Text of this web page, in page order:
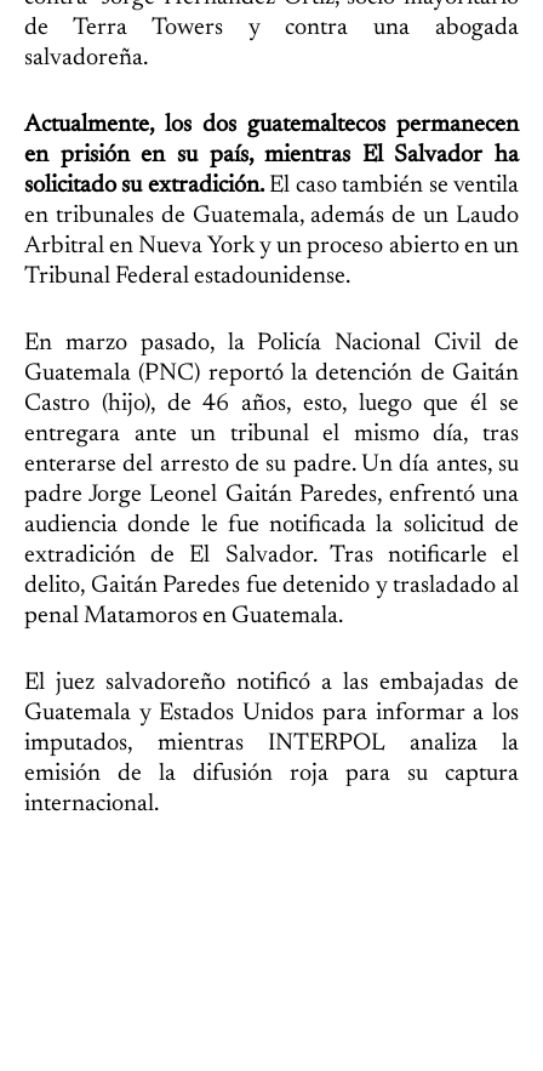
de Terra Towers y contra una abogada
salvadoreña.
Actualmente, los dos guatemaltecos permanecen
en prisión en su país, mientras El Salvador ha
solicitado su extradición.El caso también se ventila
en tribunales de Guatemala, además de un Laudo
Arbitral en Nueva York y un proceso abierto en un
Tribunal Federal estadounidense.
En marzo pasado, la Policía Nacional Civil de
Guatemala (PNC) reportó la detención de Gaitán
Castro (hijo), de 46 años, esto, luego que él se
entregara ante un tribunal el mismo día, tras
enterarse del arresto de su padre. Un día antes, su
padre Jorge Leonel Gaitán Paredes, enfrentó una
audiencia donde le fue notificada la solicitud de
extradición de El Salvador. Tras notificarle el
delito, Gaitán Paredes fue detenido y trasladado al
penal Matamoros en Guatemala.
El juez salvadoreño notificó a las embajadas de
Guatemala y Estados Unidos para informar a los
imputados, mientras INTERPOL analiza la
emisión de la difusión roja para su captura
internacional.